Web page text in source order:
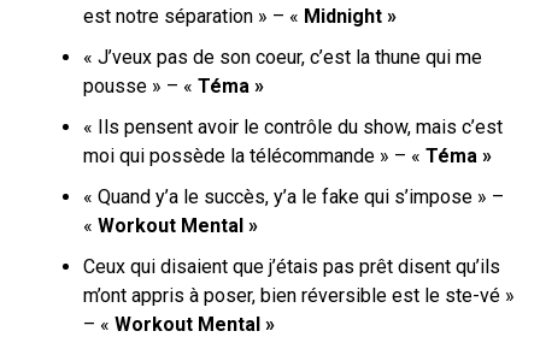
est notre séparation » – « Midnight »
« J’veux pas de son coeur, c’est la thune qui me
pousse » – « Téma »
« Ils pensent avoir le contrôle du show, mais c’est
moi qui possède la télécommande » – « Téma »
« Quand y’a le succès, y’a le fake qui s’impose » –
« Workout Mental »
Ceux qui disaient que j’étais pas prêt disent qu’ils
m’ont appris à poser, bien réversible est le ste-vé »
– « Workout Mental »